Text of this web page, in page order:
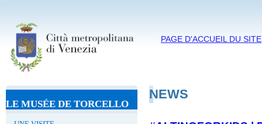
PAGE D'ACCUEIL DU SITE
LE MUSÉE DE TORCELLO
NEWS